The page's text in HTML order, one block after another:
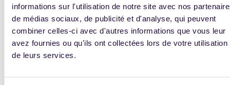
informations sur l'utilisation de notre site avec nos
de médias sociaux, de publicité et d'analyse, qui peuvent
combiner celles-ci avec d'autres informations que vous leur
avez fournies ou qu'ils ont collectées lors de votre utilisation
de leurs services.